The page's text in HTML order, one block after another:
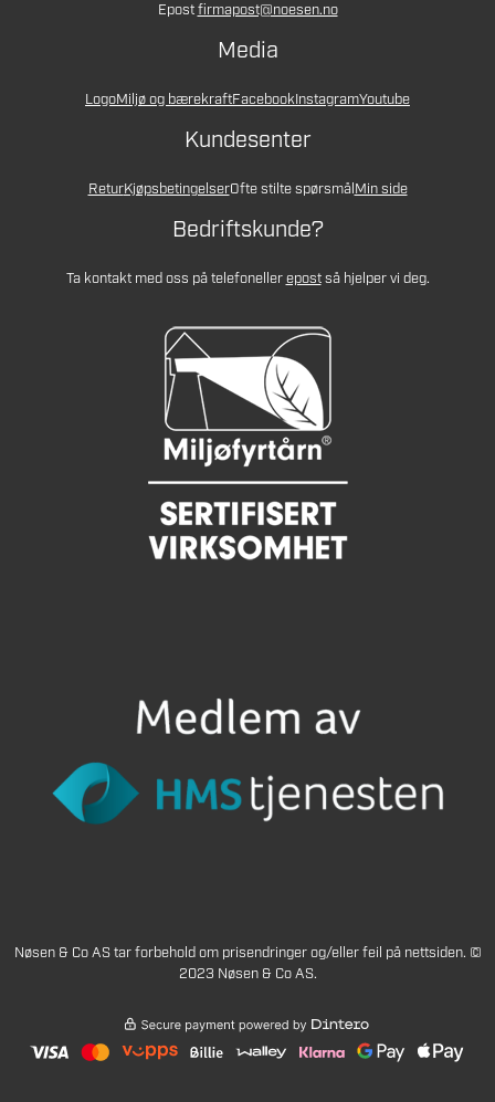
Epostfirmapost@noesen.no
Media
LogoMiljø og bærekraftFacebookInstagramYoutube
Kundesenter
ReturKjøpsbetingelserOfte stilte spørsmålMin side
Bedriftskunde?
Ta kontakt med oss på telefonellerepostså hjelper vi deg.
Nøsen & Co AS tar forbehold om prisendringer og/eller feil på nettsiden. ©
2023 Nøsen & Co AS.